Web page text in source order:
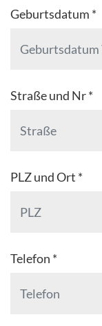
Geburtsdatum *
Straße und Nr *
PLZ und Ort *
Telefon *